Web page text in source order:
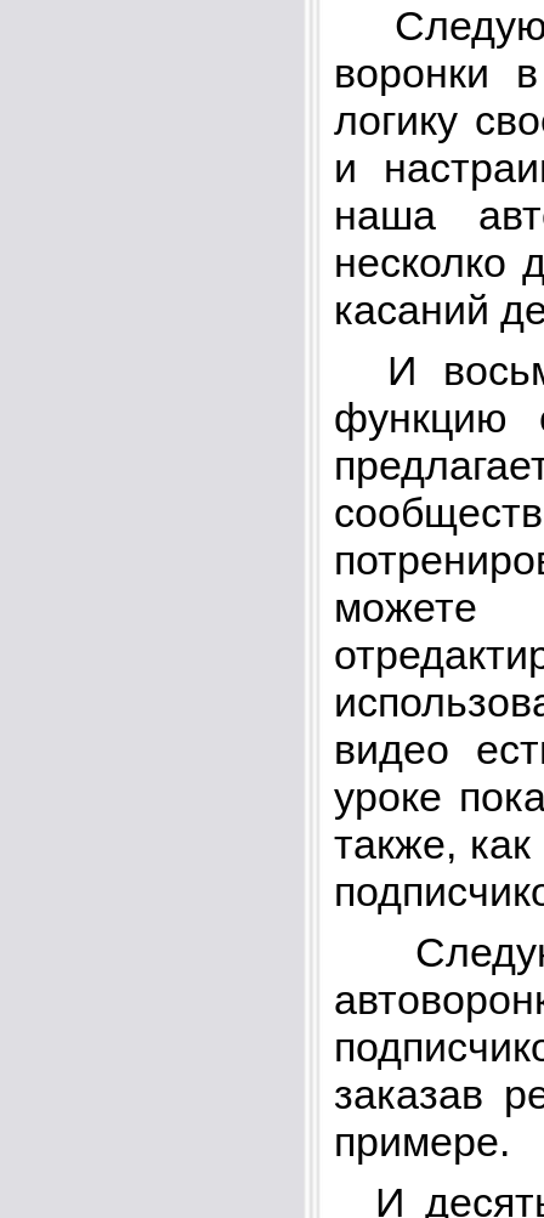
воронки
логику
и
наша
несколко
касаний
И
функцию
можете
видео
уроке
также,
заказав
примере.
И